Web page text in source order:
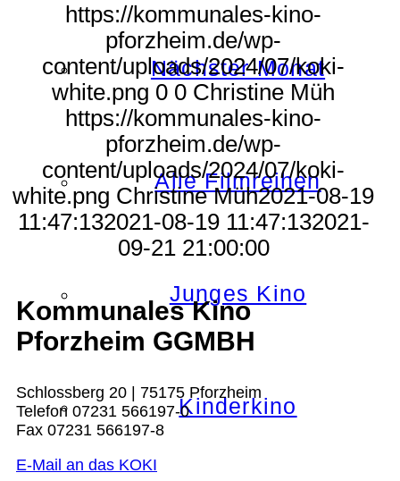
Nächster Monat
Alle Filmreihen
Junges Kino
Kinderkino
https://kommunales-kino-
pforzheim.de/wp-
content/uploads/2024/07/koki-
white.png 0 0 Christine Müh
https://kommunales-kino-
pforzheim.de/wp-
content/uploads/2024/07/koki-
white.png Christine Müh2021-08-19
11:47:132021-08-19 11:47:132021-
09-21 21:00:00
Kommunales Kino
Pforzheim GGMBH
Schlossberg 20 | 75175 Pforzheim
Telefon 07231 566197-0
Fax 07231 566197-8
E-Mail an das KOKI